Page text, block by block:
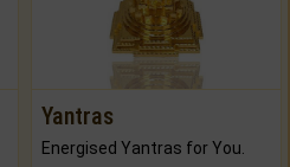
Yantras
Energised Yantras for You.